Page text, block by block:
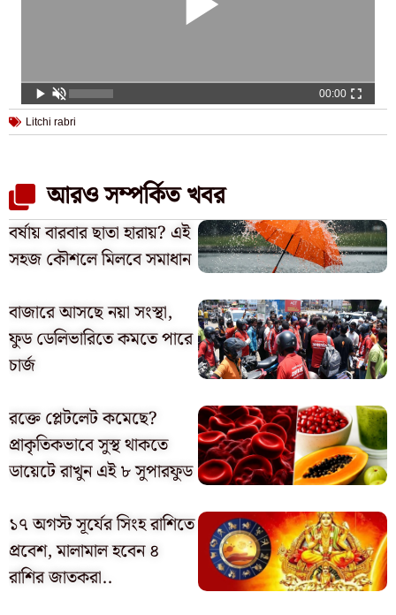
00:00
Litchi rabri
আরও সম্পর্কিত খবর
বর্ষায় বারবার ছাতা হারায়? এই
সহজ কৌশলে মিলবে সমাধান
বাজারে আসছে নয়া সংস্থা,
ফুড ডেলিভারিতে কমতে পারে
চার্জ
রক্তে প্লেটলেট কমেছে?
প্রাকৃতিকভাবে সুস্থ থাকতে
ডায়েটে রাখুন এই ৮ সুপারফুড
১৭ অগস্ট সূর্যের সিংহ রাশিতে
প্রবেশ, মালামাল হবেন ৪
রাশির জাতকরা..